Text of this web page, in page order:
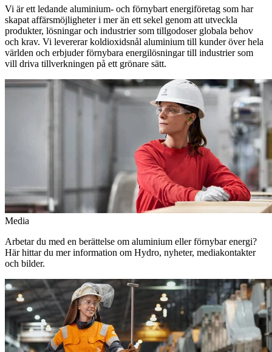
Vi är ett ledande aluminium- och förnybart energiföretag som har
skapat affärsmöjligheter i mer än ett sekel genom att utveckla
produkter, lösningar och industrier som tillgodoser globala behov
och krav. Vi levererar koldioxidsnål aluminium till kunder över hela
världen och erbjuder förnybara energilösningar till industrier som
vill driva tillverkningen på ett grönare sätt.
Media
Arbetar du med en berättelse om aluminium eller förnybar energi?
Här hittar du mer information om Hydro, nyheter, mediakontakter
och bilder.